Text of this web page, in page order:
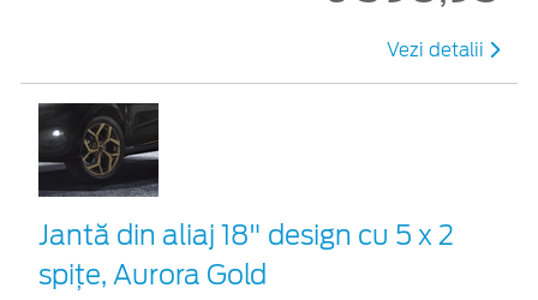
Vezi detalii
Jantă din aliaj 18" design cu 5 x 2
spițe, Aurora Gold